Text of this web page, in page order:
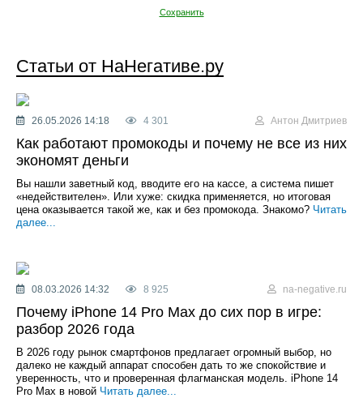
Сохранить
Статьи от НаНегативе.ру
26.05.2026 14:18 4 301 Антон Дмитриев
Как работают промокоды и почему не все из них
экономят деньги
Вы нашли заветный код, вводите его на кассе, а система пишет
«недействителен». Или хуже: скидка применяется, но итоговая
цена оказывается такой же, как и без промокода. Знакомо? Читать
далее...
08.03.2026 14:32 8 925 na-negative.ru
Почему iPhone 14 Pro Max до сих пор в игре:
разбор 2026 года
В 2026 году рынок смартфонов предлагает огромный выбор, но
далеко не каждый аппарат способен дать то же спокойствие и
уверенность, что и проверенная флагманская модель. iPhone 14
Pro Max в новой Читать далее...